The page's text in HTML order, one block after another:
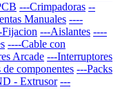
---Crimpadoras --
Manuales ----
---Aislantes ----
----Cable con
Arcade ---Interruptores
de componentes ---Packs
- Extrusor ---